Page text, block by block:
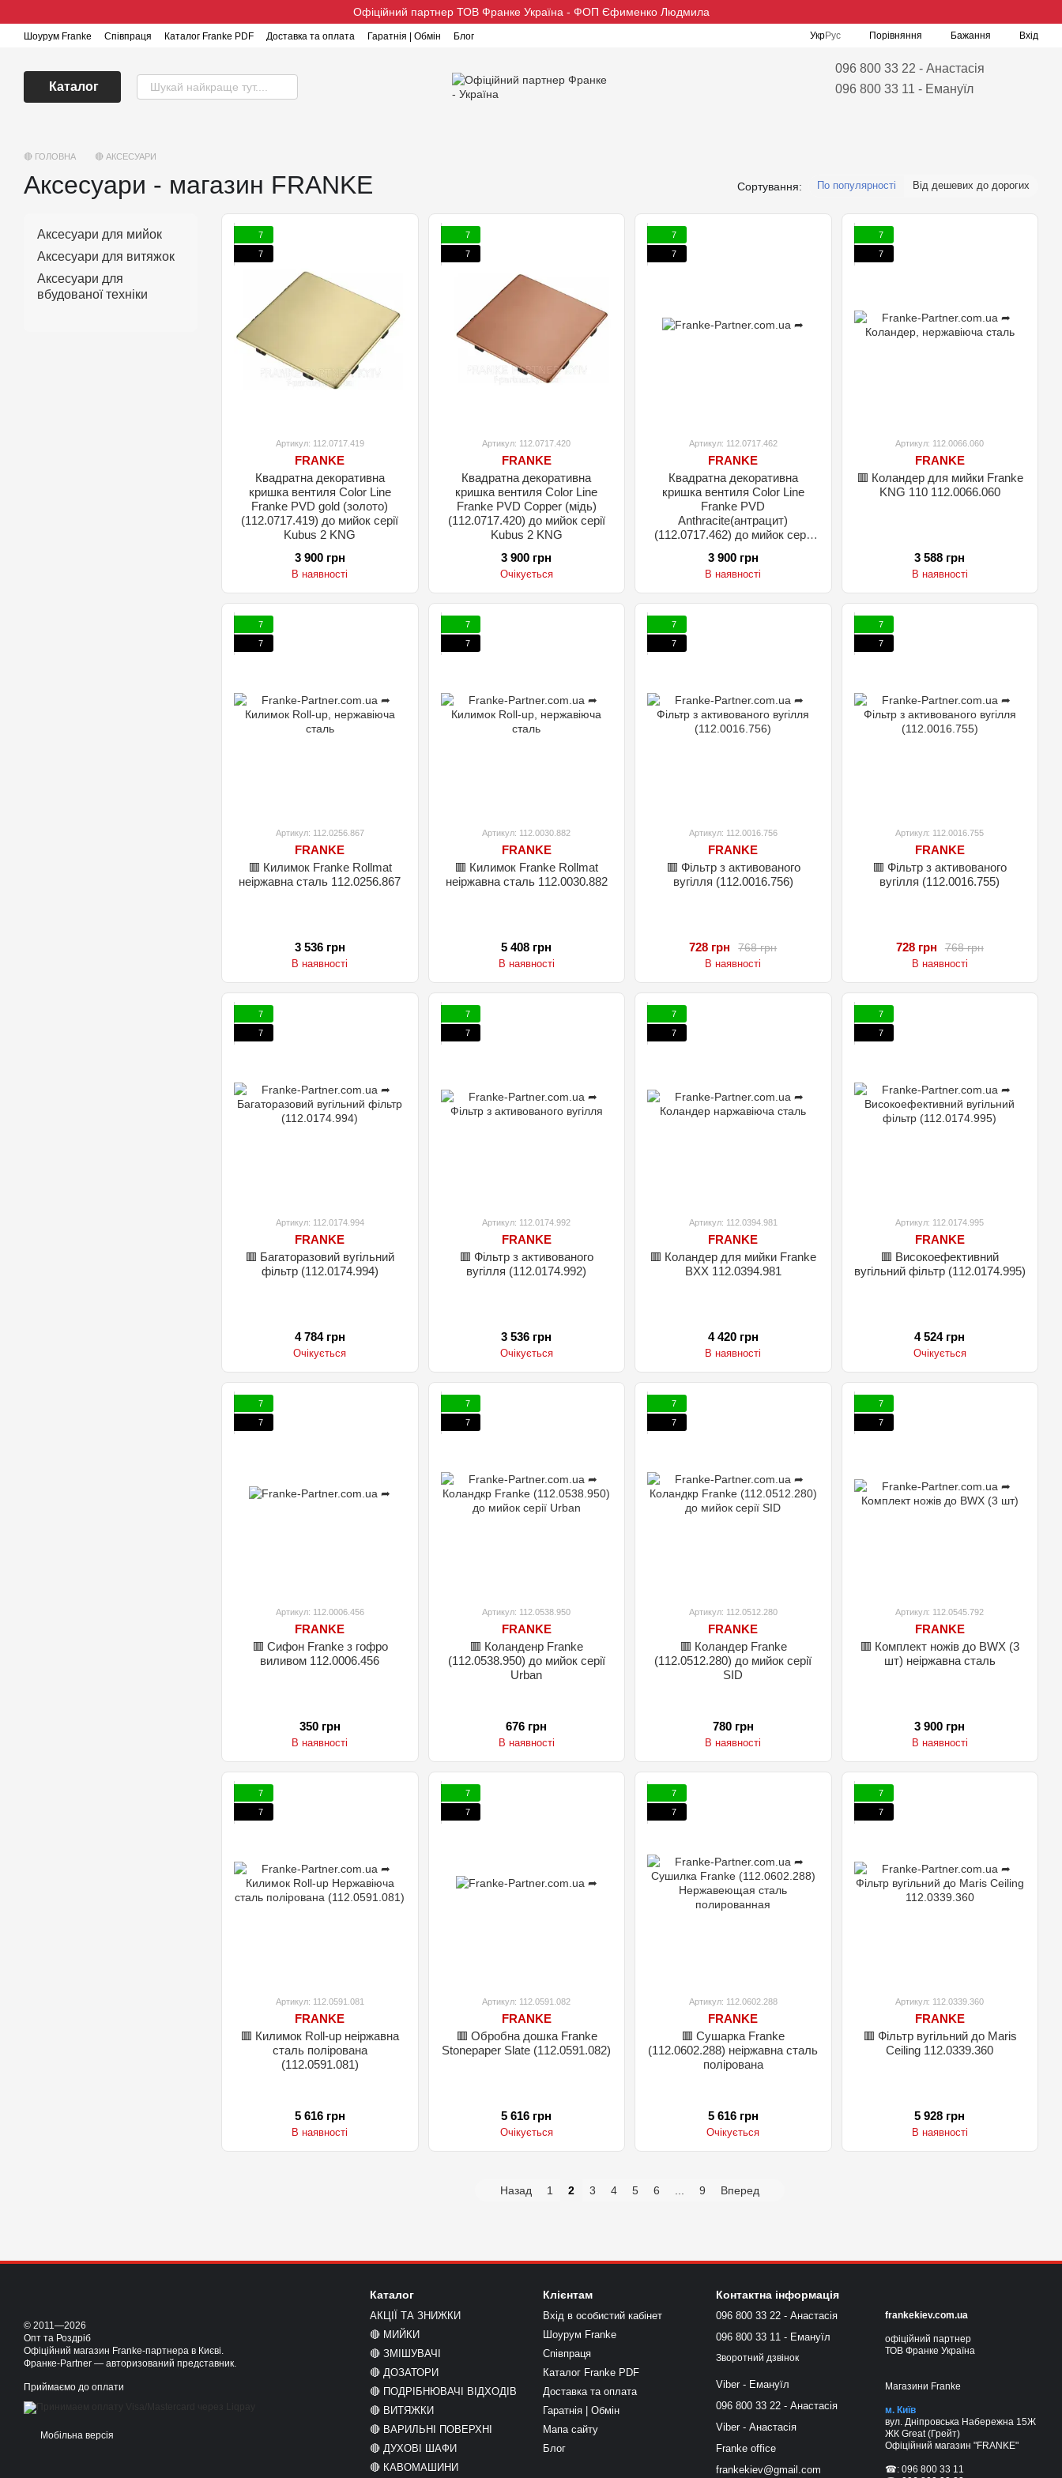
Офіційний партнер ТОВ Франке Україна - ФОП Єфименко Людмила
Шоурум Franke Співпраця Каталог Franke PDF Доставка та оплата Гаратнія | Обмін Блог УкрРус Порівняння Бажання Вхід
Каталог
096 800 33 22 - Анастасія
096 800 33 11 - Емануїл
🔴 ГОЛОВНА 🔴 АКСЕСУАРИ
Аксесуари - магазин FRANKE Сортування: По популярності Від дешевих до дорогих
7
7
Артикул: 112.0717.419
FRANKE
Квадратна декоративна
кришка вентиля Color Line
Franke PVD gold (золото)
(112.0717.419) до мийок серії
Kubus 2 KNG
3 900 грн
В наявності
7
7
Артикул: 112.0717.420
FRANKE
Квадратна декоративна
кришка вентиля Color Line
Franke PVD Copper (мідь)
(112.0717.420) до мийок серії
Kubus 2 KNG
3 900 грн
Очікується
7
7
Артикул: 112.0717.462
FRANKE
Квадратна декоративна
кришка вентиля Color Line
Franke PVD
Аnthracite(антрацит)
(112.0717.462) до мийок серії
3 900 грн
В наявності
7
7
Артикул: 112.0066.060
FRANKE
🟥 Коландер для мийки Franke
KNG 110 112.0066.060
3 588 грн
В наявності
7
7
Артикул: 112.0256.867
FRANKE
🟥 Килимок Franke Rollmat
неіржавна сталь 112.0256.867
3 536 грн
В наявності
7
7
Артикул: 112.0030.882
FRANKE
🟥 Килимок Franke Rollmat
неіржавна сталь 112.0030.882
5 408 грн
В наявності
7
7
Артикул: 112.0016.756
FRANKE
🟥 Фільтр з активованого
вугілля (112.0016.756)
768 грн
728 грн
В наявності
7
7
Артикул: 112.0016.755
FRANKE
🟥 Фільтр з активованого
вугілля (112.0016.755)
768 грн
728 грн
В наявності
7
7
Артикул: 112.0174.994
FRANKE
🟥 Багаторазовий вугільний
фільтр (112.0174.994)
4 784 грн
Очікується
7
7
Артикул: 112.0174.992
FRANKE
🟥 Фільтр з активованого
вугілля (112.0174.992)
3 536 грн
Очікується
7
7
Артикул: 112.0394.981
FRANKE
🟥 Коландер для мийки Franke
BXX 112.0394.981
4 420 грн
В наявності
7
7
Артикул: 112.0174.995
FRANKE
🟥 Високоефективний
вугільний фільтр (112.0174.995)
4 524 грн
Очікується
7
7
Артикул: 112.0006.456
FRANKE
🟥 Сифон Franke з гофро
виливом 112.0006.456
350 грн
В наявності
7
7
Артикул: 112.0538.950
FRANKE
🟥 Коланденр Franke
(112.0538.950) до мийок серії
Urban
676 грн
В наявності
7
7
Артикул: 112.0512.280
FRANKE
🟥 Коландер Franke
(112.0512.280) до мийок серії
SID
780 грн
В наявності
7
7
Артикул: 112.0545.792
FRANKE
🟥 Комплект ножів до BWX (3
шт) неіржавна сталь
3 900 грн
В наявності
7
7
Артикул: 112.0591.081
FRANKE
🟥 Килимок Roll-up неіржавна
сталь полірована
(112.0591.081)
5 616 грн
В наявності
7
7
Артикул: 112.0591.082
FRANKE
🟥 Обробна дошка Franke
Stonepaper Slate (112.0591.082)
5 616 грн
Очікується
7
7
Артикул: 112.0602.288
FRANKE
🟥 Сушарка Franke
(112.0602.288) неіржавна сталь
полірована
5 616 грн
Очікується
7
7
Артикул: 112.0339.360
FRANKE
🟥 Фільтр вугільний до Maris
Ceiling 112.0339.360
5 928 грн
В наявності
Назад 1 2 3 4 5 6 9 Вперед
Аксесуари для мийок
Аксесуари для витяжок
Аксесуари для
вбудованої техніки
© 2011—2026
Опт та Роздріб
Офіційний магазин Franke-партнера в Києві.
Франке-Partner — авторизований представник.
Приймаємо до оплати
Мобільна версія
Каталог
АКЦІЇ ТА ЗНИЖКИ
🔴 МИЙКИ
🔴 ЗМІШУВАЧІ
🔴 ДОЗАТОРИ
🔴 ПОДРІБНЮВАЧІ ВІДХОДІВ
🔴 ВИТЯЖКИ
🔴 ВАРИЛЬНІ ПОВЕРХНІ
🔴 ДУХОВІ ШАФИ
🔴 КАВОМАШИНИ
Клієнтам
Вхід в особистий кабінет
Шоурум Franke
Співпраця
Каталог Franke PDF
Доставка та оплата
Гаратнія | Обмін
Мапа сайту
Блог
Контактна інформація
096 800 33 22 - Анастасія
096 800 33 11 - Емануїл
Зворотний дзвінок
Viber - Емануїл
096 800 33 22 - Анастасія
Viber - Анастасія
Franke office
frankekiev@gmail.com
frankekiev.com.ua
офіційний партнер
ТОВ Франке Україна
Магазини Franke
м. Київ
вул. Дніпровська Набережна 15Ж
ЖК Great (Грейт)
Офіційний магазин "FRANKE"
☎: 096 800 33 11